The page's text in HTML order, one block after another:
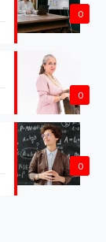
0
0
0